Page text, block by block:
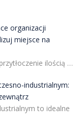
organizacji
miejsce na
ilością …
industrialnym:
to idealne